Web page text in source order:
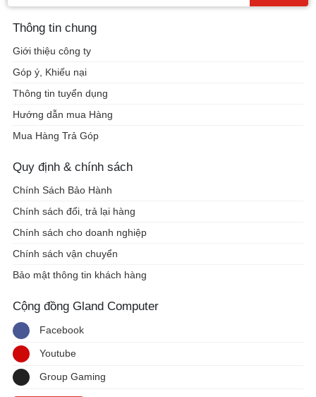
Thông tin chung
Giới thiệu công ty
Góp ý, Khiếu nại
Thông tin tuyển dụng
Hướng dẫn mua Hàng
Mua Hàng Trả Góp
Quy định & chính sách
Chính Sách Bảo Hành
Chính sách đổi, trả lại hàng
Chính sách cho doanh nghiệp
Chính sách vận chuyển
Bảo mật thông tin khách hàng
Cộng đồng Gland Computer
Facebook
Youtube
Group Gaming